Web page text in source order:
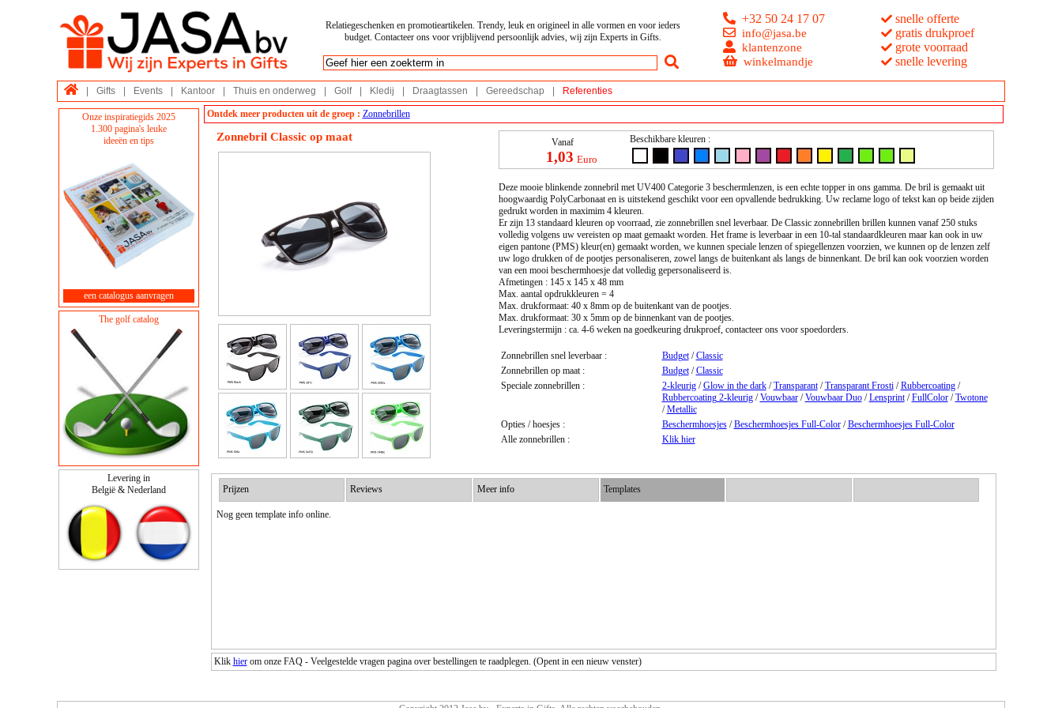
Relatiegeschenken en promotieartikelen. Trendy, leuk en origineel in alle vormen en voor ieders
budget. Contacteer ons voor vrijblijvend persoonlijk advies, wij zijn Experts in Gifts.
+32 50 24 17 07
info@jasa.be
klantenzone
winkelmandje
snelle offerte
gratis drukproef
grote voorraad
snelle levering
Gifts Events Kantoor Thuis en onderweg Golf Kledij Draagtassen Gereedschap Referenties
Onze inspiratiegids 2025
1.300 pagina's leuke
ideeën en tips
een catalogus aanvragen
The golf catalog
Levering in
België & Nederland
Ontdek meer producten uit de groep : Zonnebrillen
Zonnebril Classic op maat Vanaf
1,03 Euro
Beschikbare kleuren :
Deze mooie blinkende zonnebril met UV400 Categorie 3 beschermlenzen, is een echte topper in ons gamma. De bril is gemaakt uit
hoogwaardig PolyCarbonaat en is uitstekend geschikt voor een opvallende bedrukking. Uw reclame logo of tekst kan op beide zijden
gedrukt worden in maximim 4 kleuren.
Er zijn 13 standaard kleuren op voorraad, zie zonnebrillen snel leverbaar. De Classic zonnebrillen brillen kunnen vanaf 250 stuks
volledig volgens uw vereisten op maat gemaakt worden. Het frame is leverbaar in een 10-tal standaardkleuren maar kan ook in uw
eigen pantone (PMS) kleur(en) gemaakt worden, we kunnen speciale lenzen of spiegellenzen voorzien, we kunnen op de lenzen zelf
uw logo drukken of de pootjes personaliseren, zowel langs de buitenkant als langs de binnenkant. De bril kan ook voorzien worden
van een mooi beschermhoesje dat volledig gepersonaliseerd is.
Afmetingen : 145 x 145 x 48 mm
Max. aantal opdrukkleuren = 4
Max. drukformaat: 40 x 8mm op de buitenkant van de pootjes.
Max. drukformaat: 30 x 5mm op de binnenkant van de pootjes.
Leveringstermijn : ca. 4-6 weken na goedkeuring drukproef, contacteer ons voor spoedorders.
Zonnebrillen snel leverbaar : Budget/Classic
Zonnebrillen op maat :
Budget/Classic
Speciale zonnebrillen :
2-kleurig/Glow in the dark/Transparant/Transparant Frosti/Rubbercoating/
Rubbercoating 2-kleurig/Vouwbaar/Vouwbaar Duo/Lensprint/FullColor/Twotone
/Metallic
Opties / hoesjes :
Beschermhoesjes/Beschermhoesjes Full-Color/Beschermhoesjes Full-Color
Alle zonnebrillen :
Klik hier
Prijzen Reviews Meer info Templates
Nog geen template info online.
Klik hierom onze FAQ - Veelgestelde vragen pagina over bestellingen te raadplegen. (Opent in een nieuw venster)